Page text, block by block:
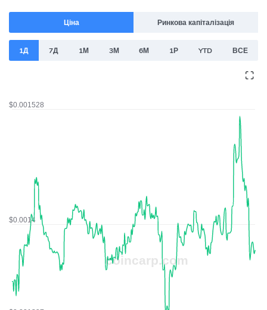
Ціна Ринкова капіталізація
1Д 7Д 1М 3М 6М 1Р YTD ВСЕ